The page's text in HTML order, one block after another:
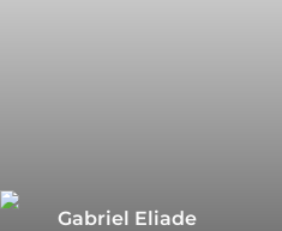
Gabriel Eliade